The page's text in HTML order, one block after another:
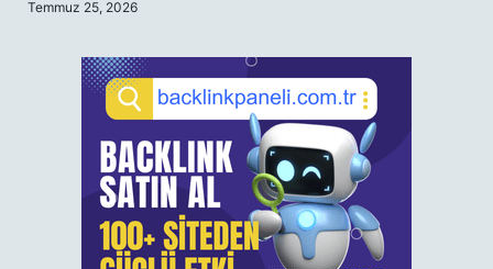
Temmuz 25, 2026